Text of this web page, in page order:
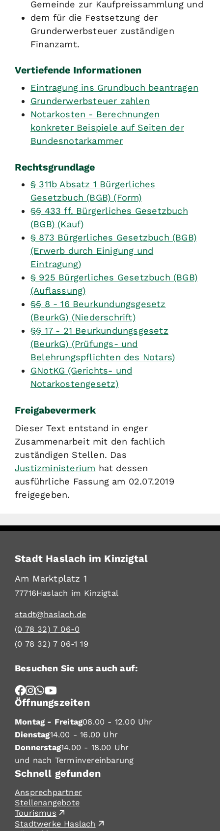
Gemeinde zur Kaufpreissammlung und
dem für die Festsetzung der
Grunderwerbsteuer zuständigen
Finanzamt.
Vertiefende Informationen
Eintragung ins Grundbuch beantragen
Grunderwerbsteuer zahlen
Notarkosten - Berechnungen
konkreter Beispiele auf Seiten der
Bundesnotarkammer
Rechtsgrundlage
§ 311b Absatz 1 Bürgerliches
Gesetzbuch (BGB) (Form)
§§ 433 ff. Bürgerliches Gesetzbuch
(BGB) (Kauf)
§ 873 Bürgerliches Gesetzbuch (BGB)
(Erwerb durch Einigung und
Eintragung)
§ 925 Bürgerliches Gesetzbuch (BGB)
(Auflassung)
§§ 8 - 16 Beurkundungsgesetz
(BeurkG) (Niederschrift)
§§ 17 - 21 Beurkundungsgesetz
(BeurkG) (Prüfungs- und
Belehrungspflichten des Notars)
GNotKG (Gerichts- und
Notarkostengesetz)
Freigabevermerk
Dieser Text entstand in enger
Zusammenarbeit mit den fachlich
zuständigen Stellen. Das
Justizministerium hat dessen
ausführliche Fassung am 02.07.2019
freigegeben.
Stadt Haslach im Kinzigtal
Am Marktplatz 1
77716Haslach im Kinzigtal
stadt@haslach.de
(0 78 32) 7 06-0
(0 78 32) 7 06-1 19
Besuchen Sie uns auch auf:
Öffnungszeiten
Montag - Freitag08.00 - 12.00 Uhr
Dienstag14.00 - 16.00 Uhr
Donnerstag14.00 - 18.00 Uhr
und nach Terminvereinbarung
Schnell gefunden
Ansprechpartner
Stellenangebote
Tourismus
Stadtwerke Haslach